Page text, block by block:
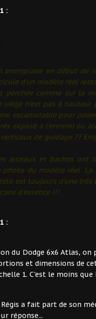
:
exemplaire en début de
d'un modèle réel
perchée comme sur la
siège n'est pas à
escamotable pour
exposé à l'ennemi ou
de guidage ??
arceaux et baches
photo du modèle réel. La
est toujours d'une
d'essence !!".
:
du Dodge 6x6 Atlas,
et dimensions de
1. C'est le moins que
a fait part de son
réponse...